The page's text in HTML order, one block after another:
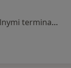
Brak dostępnych specjalistów z wolnymi terminami w tym centrum medycznym.